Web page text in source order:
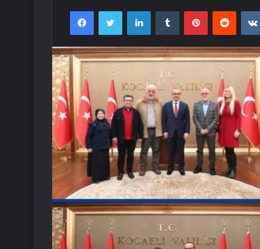
FacebookTwitter LinkedInTumblr PinterestReddit